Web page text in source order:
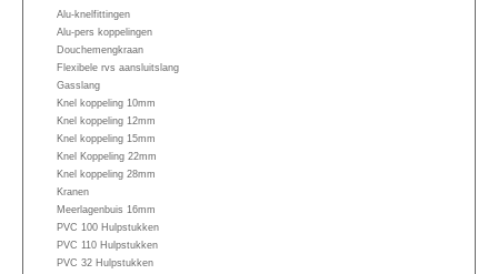
Alu-knelfittingen
Alu-pers koppelingen
Douchemengkraan
Flexibele rvs aansluitslang
Gasslang
Knel koppeling 10mm
Knel koppeling 12mm
Knel koppeling 15mm
Knel Koppeling 22mm
Knel koppeling 28mm
Kranen
Meerlagenbuis 16mm
PVC 100 Hulpstukken
PVC 110 Hulpstukken
PVC 32 Hulpstukken